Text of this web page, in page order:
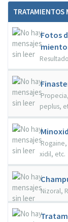
TRATAMIENTOS
Fotos
peplus,
Rogaine,
xidil, etc.
Nizoral,